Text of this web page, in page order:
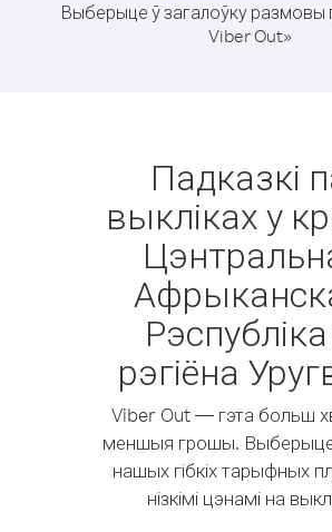
Выберыце ў загалоўку размовы
Viber Out»
Падказкі
выкліках у
рэгіёна
Viber Out — гэта больш
меншыя грошы. Выберыце
нашых гібкіх тарыфных
нізкімі цэнамі на